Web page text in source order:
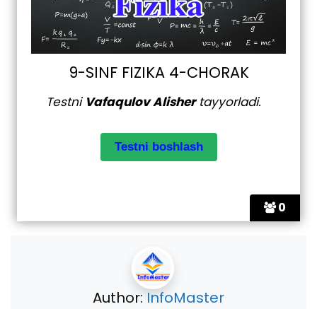
0
9-SINF FIZIKA 4-CHORAK
Testni Vafaqulov Alishertayyorladi.
Author: InfoMaster